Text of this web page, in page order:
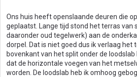
Ons huis heeft openslaande deuren die
geplaatst. Lange tijd stond het terras van
daaronder oud tegelwerk) aan de
dorpel. Dat is niet goed dus ik verlaag het
bovenkant van het split onder de
dat de horizontale voegen van het
worden. De loodslab heb ik omhoog